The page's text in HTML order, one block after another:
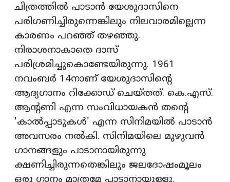
ചിത്രത്തില്‍ പാടാന്‍ യേശുദാസിനെ
പരിഗണിച്ചിരുന്നെങ്കിലും നിലവാരമില്ലെന്ന
കാരണം പറഞ്ഞ് തഴഞ്ഞു.
നിരാശനാകാതെ ദാസ്
പരിശ്രമിച്ചുകൊണ്ടേയിരുന്നു. 1961
നവംബര്‍ 14നാണ് യേശുദാസിന്റെ
ആദ്യഗാനം റിക്കോഡ് ചെയ്തത്. കെ.എസ്.
ആന്റണി എന്ന സംവിധായകന്‍ തന്റെ
'കാല്‍പ്പാടുകള്‍' എന്ന സിനിമയില്‍ പാടാന്‍
അവസരം നല്‍കി. സിനിമയിലെ മുഴുവന്‍
ഗാനങ്ങളും പാടാനായിരുന്നു
ക്ഷണിച്ചിരുന്നതെങ്കിലും ജലദോഷംമൂലം